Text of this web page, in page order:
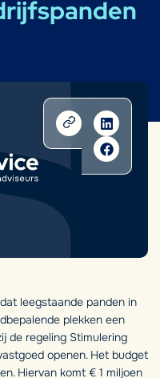
leegstaande panden in
plekken een
de regeling Stimulering
openen. Het budget
Hiervan komt € 1 miljoen